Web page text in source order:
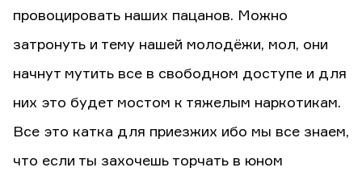
провоцировать наших пацанов. Можно
затронуть и тему нашей молодёжи, мол, они
начнут мутить все в свободном доступе и для
них это будет мостом к тяжелым наркотикам.
Все это катка для приезжих ибо мы все знаем,
что если ты захочешь торчать в юном